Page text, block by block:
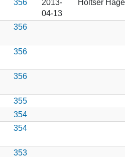
356
2013-
04-13
Holtser
356
356
356
355
354
354
353